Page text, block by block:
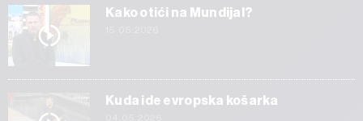
Kako otići na Mundijal?
Kuda ide evropska košarka